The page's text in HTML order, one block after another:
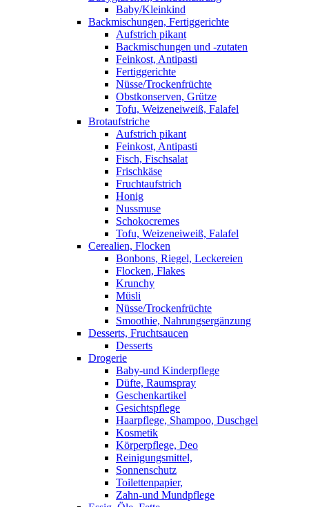
Baby/Kleinkind
Backmischungen, Fertiggerichte
Aufstrich pikant
Backmischungen und -zutaten
Feinkost, Antipasti
Fertiggerichte
Nüsse/Trockenfrüchte
Obstkonserven, Grütze
Tofu, Weizeneiweiß, Falafel
Brotaufstriche
Aufstrich pikant
Feinkost, Antipasti
Fisch, Fischsalat
Frischkäse
Fruchtaufstrich
Honig
Nussmuse
Schokocremes
Tofu, Weizeneiweiß, Falafel
Cerealien, Flocken
Bonbons, Riegel, Leckereien
Flocken, Flakes
Krunchy
Müsli
Nüsse/Trockenfrüchte
Smoothie, Nahrungsergänzung
Desserts, Fruchtsaucen
Desserts
Drogerie
Baby-und Kinderpflege
Düfte, Raumspray
Geschenkartikel
Gesichtspflege
Haarpflege, Shampoo, Duschgel
Kosmetik
Körperpflege, Deo
Reinigungsmittel,
Sonnenschutz
Toilettenpapier,
Zahn-und Mundpflege